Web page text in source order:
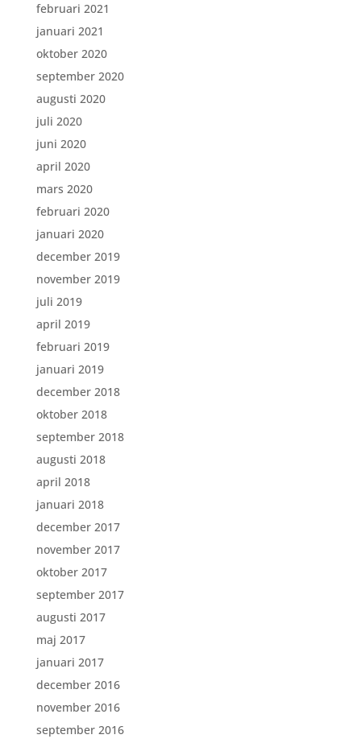
februari 2021
januari 2021
oktober 2020
september 2020
augusti 2020
juli 2020
juni 2020
april 2020
mars 2020
februari 2020
januari 2020
december 2019
november 2019
juli 2019
april 2019
februari 2019
januari 2019
december 2018
oktober 2018
september 2018
augusti 2018
april 2018
januari 2018
december 2017
november 2017
oktober 2017
september 2017
augusti 2017
maj 2017
januari 2017
december 2016
november 2016
september 2016